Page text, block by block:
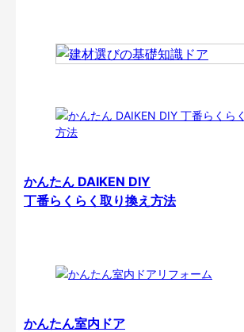
かんたん DAIKEN DIY
丁番らくらく取り換え方法
かんたん室内ドア